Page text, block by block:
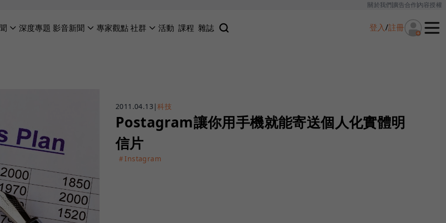
關於我們廣告合作內容授權
深度專題 影音新聞 專家觀點社群 活動 課程 雜誌 登入/註冊
2011.04.13 |科技
Postagram讓你用手機就能寄送個人化實體明
信片
＃Instagram